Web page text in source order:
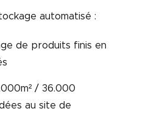
automatisé :
de produits finis en
/ 36.000
au site de